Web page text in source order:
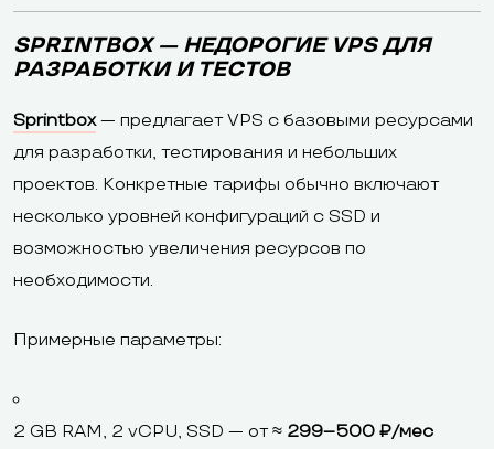
SPRINTBOX — НЕДОРОГИЕ VPS ДЛЯ
РАЗРАБОТКИ И ТЕСТОВ
Sprintbox— предлагает VPS с базовыми ресурсами
для разработки, тестирования и небольших
проектов. Конкретные тарифы обычно включают
несколько уровней конфигураций с SSD и
возможностью увеличения ресурсов по
необходимости.
Примерные параметры:
2 GB RAM, 2 vCPU, SSD — от ≈ 299–500 ₽/мес